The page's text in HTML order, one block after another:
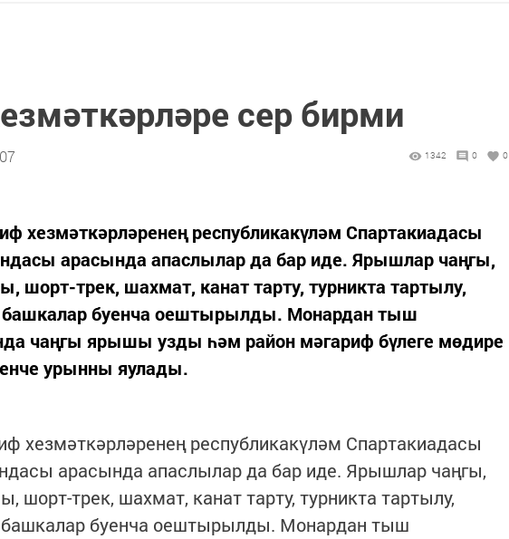
сер бирми
1342 0 0
хезмәткәрләренең республикакүләм Спартакиадасы
арасында апаслылар да бар иде. Ярышлар чаңгы,
шорт-трек, шахмат, канат тарту, турникта тартылу,
башкалар буенча оештырылды. Монардан тыш
чаңгы ярышы узды һәм район мәгариф бүлеге мөдире
урынны яулады.
хезмәткәрләренең республикакүләм Спартакиадасы
арасында апаслылар да бар иде. Ярышлар чаңгы,
шорт-трек, шахмат, канат тарту, турникта тартылу,
башкалар буенча оештырылды. Монардан тыш